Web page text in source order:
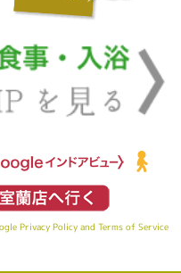
Privacy Policy and Terms of Service